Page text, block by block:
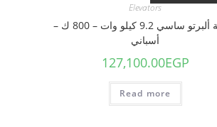
Elevators
ماكينة ألبرتو ساسي 9.2 كيلو وات – 800 ك –
أسباني
127,100.00EGP
Read more